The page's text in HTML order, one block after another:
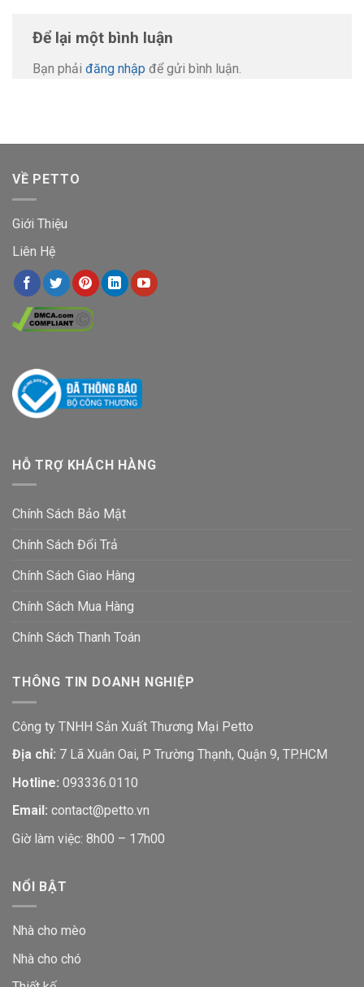
Để lại một bình luận
Bạn phải đăng nhập để gửi bình luận.
VỀ PETTO
Giới Thiệu
Liên Hệ
HỖ TRỢ KHÁCH HÀNG
Chính Sách Bảo Mật
Chính Sách Đổi Trả
Chính Sách Giao Hàng
Chính Sách Mua Hàng
Chính Sách Thanh Toán
THÔNG TIN DOANH NGHIỆP
Công ty TNHH Sản Xuất Thương Mại Petto
Địa chỉ: 7 Lã Xuân Oai, P Trường Thạnh, Quận 9, TP.HCM
Hotline: 093336.0110
Email: contact@petto.vn
Giờ làm việc: 8h00 – 17h00
NỔI BẬT
Nhà cho mèo
Nhà cho chó